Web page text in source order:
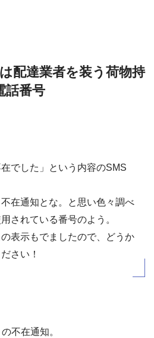
配達業者を装う荷物持
話番号
在でした」という内容のSMS
在通知とな。と思い色々調べ
されている番号のよう。
表示もでましたので、どうか
さい！
不在通知。